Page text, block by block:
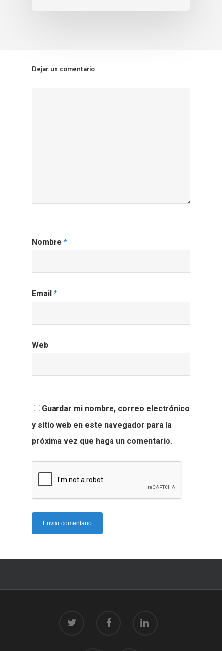
Dejar un comentario
Nombre *
Email *
Web
Guardar mi nombre, correo electrónico
y sitio web en este navegador para la
próxima vez que haga un comentario.